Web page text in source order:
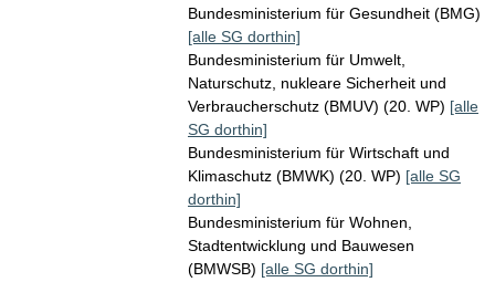
Bundesministerium für Gesundheit (BMG)
[alle SG dorthin]
Bundesministerium für Umwelt,
Naturschutz, nukleare Sicherheit und
Verbraucherschutz (BMUV) (20. WP) [alle
SG dorthin]
Bundesministerium für Wirtschaft und
Klimaschutz (BMWK) (20. WP) [alle SG
dorthin]
Bundesministerium für Wohnen,
Stadtentwicklung und Bauwesen
(BMWSB) [alle SG dorthin]